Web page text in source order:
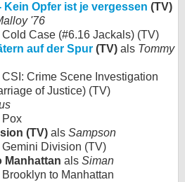
Kein Opfer ist je vergessen (TV)
'76
Case (#6.16 Jackals) (TV)
auf der Spur (TV) als Tommy
Crime Scene Investigation
of Justice) (TV)
Pox
(TV) als Sampson
Division (TV)
Manhattan als Siman
to Manhattan